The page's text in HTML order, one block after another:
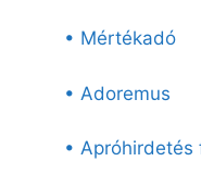
• Mértékadó
• Adoremus
• Apróhirdetés